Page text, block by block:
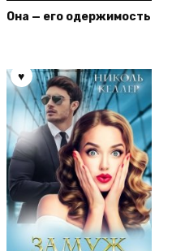
Она — его одержимость